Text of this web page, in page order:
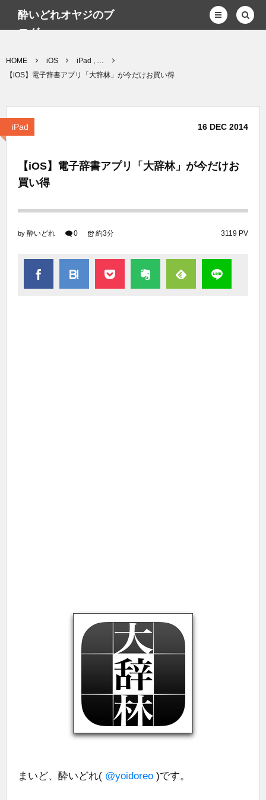
酔いどれオヤジのブ
ログwp
HOME iOS
iPad , …
【iOS】電子辞書アプリ「大辞林」が今だけお買い得
iPad 16 DEC 2014
【iOS】電子辞書アプリ「大辞林」が今だけお
買い得
by 酔いどれ 0 3119 PV
約3分
まいど、酔いどれ( @yoidoreo )です。